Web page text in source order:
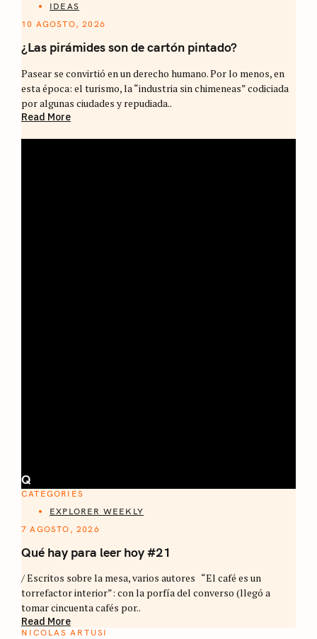
IDEAS
10 AGOSTO, 2026
¿Las pirámides son de cartón pintado?
Pasear se convirtió en un derecho humano. Por lo menos, en
esta época: el turismo, la “industria sin chimeneas” codiciada
por algunas ciudades y repudiada..
Read More
Q
CATEGORIES
EXPLORER WEEKLY
7 AGOSTO, 2026
Qué hay para leer hoy #21
/ Escritos sobre la mesa, varios autores “El café es un
torrefactor interior”: con la porfía del converso (llegó a
tomar cincuenta cafés por..
Read More
NICOLAS ARTUSI